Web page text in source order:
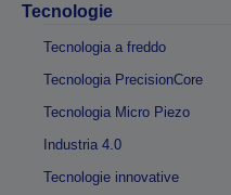
Tecnologie
Tecnologia a freddo
Tecnologia PrecisionCore
Tecnologia Micro Piezo
Industria 4.0
Tecnologie innovative